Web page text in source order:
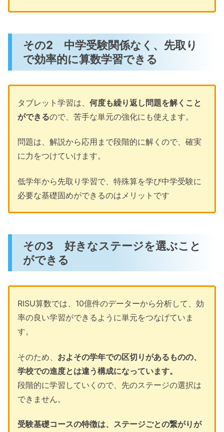
その2 中学受験関係なく、先取り
で効率的に算数学習できる
タブレット学習は、 何度も繰り返し問題を解くこと
ができるので、苦手な単元の強化にも使えます。
問題は、解説から応用まで段階的に解くので、確実
に力をつけていけます。
低学年から先取り学習で、特殊算を学び中学受験に
必要な基礎固めができるのはメリットです
その3 好きなステージを選ぶこと
ができる
RISU算数では、10億件のデーターから分析して、効
率の良い学習ができるように単元をつなげていま
す。
そのため、 およその学年での区切りがあるものの、
学校での進度とは違う構成になっています。
段階的に学習していくので、先のステージの選択は
できません。
受験基礎コースの特徴は、ステージごとの繋がりが